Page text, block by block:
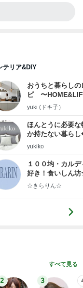
テリア&DIY
おうちと暮らしの
ピ 〜
yuki (ドキ子）
ほんとうに必要な
か持たない暮ら
ep Life Simple◆
yukiko
１００均・カルデ
好き！食いしん
らりん☆のブログ
☆きらりん☆
すべて見る
2 3